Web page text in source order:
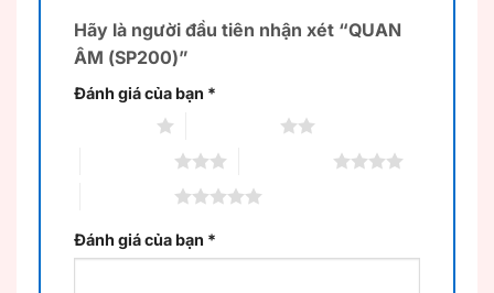
Hãy là người đầu tiên nhận xét “QUAN
ÂM (SP200)”
Đánh giá của bạn *
Đánh giá của bạn *